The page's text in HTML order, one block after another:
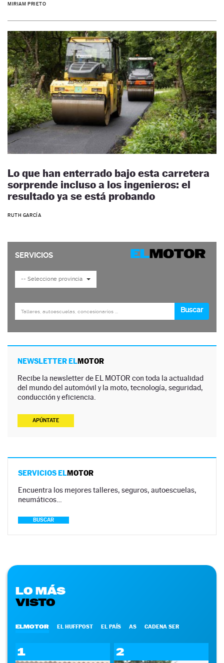
MIRIAM PRIETO
Lo que han enterrado bajo esta carretera
sorprende incluso a los ingenieros: el
resultado ya se está probando
RUTH GARCÍA
NEWSLETTER ELMOTOR
Recibe la newsletter de EL MOTOR con toda la actualidad
del mundo del automóvil y la moto, tecnología, seguridad,
conducción y eficiencia.
APÚNTATE
SERVICIOS ELMOTOR
Encuentra los mejores talleres, seguros, autoescuelas,
neumáticos…
BUSCAR
LO MÁS
VISTO
ELMOTOR EL HUFFPOST EL PAÍS AS CADENA SER
1 2